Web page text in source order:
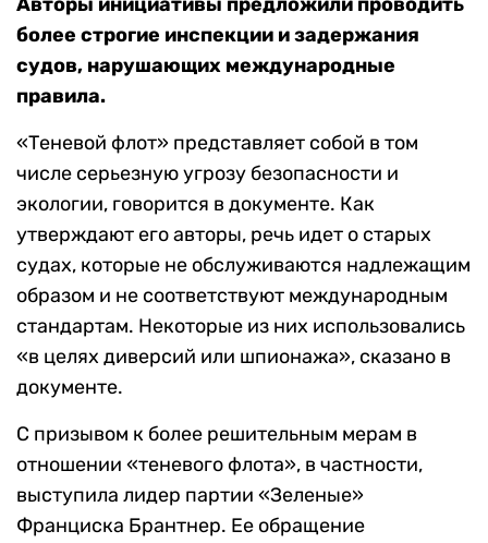
более строгие инспекции и задержания
судов, нарушающих международные
правила.
«Теневой флот» представляет собой в том
числе серьезную угрозу безопасности и
экологии, говорится в документе. Как
утверждают его авторы, речь идет о старых
судах, которые не обслуживаются надлежащим
образом и не соответствуют международным
стандартам. Некоторые из них использовались
«в целях диверсий или шпионажа», сказано в
документе.
С призывом к более решительным мерам в
отношении «теневого флота», в частности,
выступила лидер партии «Зеленые»
Франциска Брантнер. Ее обращение